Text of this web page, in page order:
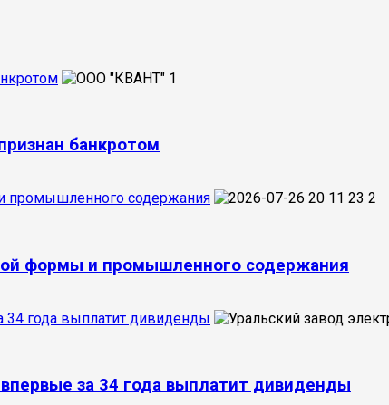
1
банкротом
промышленного содержания
2
формы и промышленного содержания
34 года выплатит дивиденды
за 34 года выплатит дивиденды